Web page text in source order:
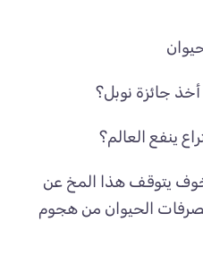
جائزة نوبل؟
ينفع العالم؟
يتوقف هذا المخ عن
الحيوان من هجوم